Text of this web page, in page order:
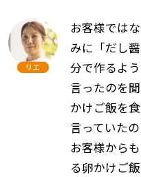
お客様では
みに「だし
分で作るよ
言ったのを
かけご飯を
言っていた
お客様から
る卵かけご